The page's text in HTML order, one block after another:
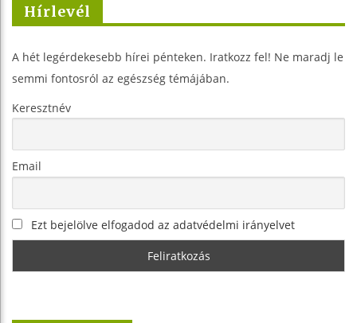
Hírlevél
A hét legérdekesebb hírei pénteken. Iratkozz fel! Ne maradj le
semmi fontosról az egészség témájában.
Keresztnév
Email
Ezt bejelölve elfogadod az adatvédelmi irányelvet